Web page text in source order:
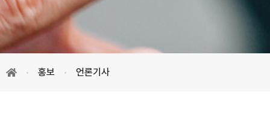
홍보 언론기사